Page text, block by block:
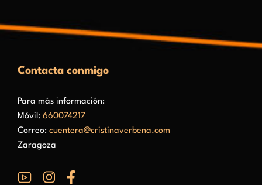
Contacta conmigo
Para más información:
Móvil: 660074217
Correo: cuentera@cristinaverbena.com
Zaragoza